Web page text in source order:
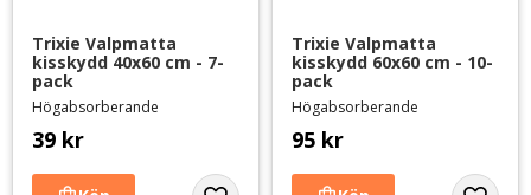
Trixie Valpmatta
kisskydd 40x60 cm - 7-
pack
Högabsorberande
39 kr
Trixie Valpmatta
kisskydd 60x60 cm - 10-
pack
Högabsorberande
95 kr